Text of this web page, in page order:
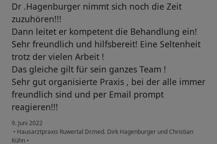
Dr .Hagenburger nimmt sich noch die Zeit
zuzuhören!!!
Dann leitet er kompetent die Behandlung ein!
Sehr freundlich und hilfsbereit! Eine Seltenheit
trotz der vielen Arbeit !
Das gleiche gilt für sein ganzes Team !
Sehr gut organisierte Praxis , bei der alle immer
freundlich sind und per Email prompt
reagieren!!!
9. Juni 2022
• Hausarztpraxis Ruwertal Dr.med. Dirk Hagenburger und Christian
Kühn •